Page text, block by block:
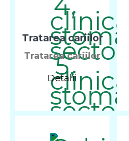
Tratarea cariilor
Tratarea cariilor
Detalii